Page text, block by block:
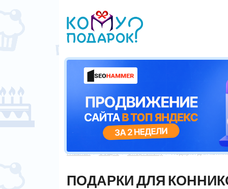
Главная  Общие  Спортсмену  Подарки для
ПОДАРКИ ДЛЯ